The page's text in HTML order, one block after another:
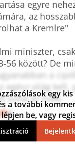
egyre
az
a Kremlre"
miniszter,
56 között? De
a
egész világ kell,
soha az övék.
0
egy
a további
be, vagy